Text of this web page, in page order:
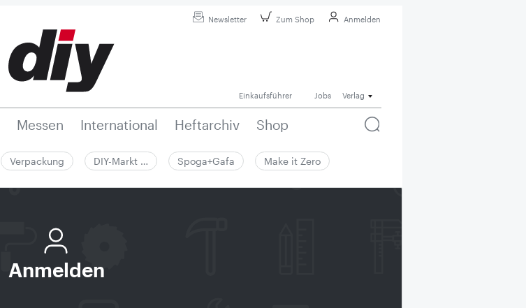
Newsletter Zum Shop Anmelden
Einkaufsführer Jobs Verlag
Messen International Heftarchiv Shop
Verpackung DIY-Markt … Spoga+Gafa Make it Zero
Anmelden